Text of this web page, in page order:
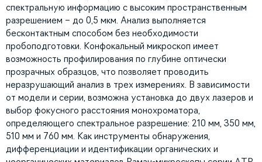
спектральную информацию с высоким пространственным
разрешением – до 0,5 мкм. Анализ выполняется
бесконтактным способом без необходимости
пробоподготовки. Конфокальный микроскоп имеет
возможность профилирования по глубине оптически
прозрачных образцов, что позволяет проводить
неразрушающий анализ в трех измерениях. В зависимости
от модели и серии, возможна установка до двух лазеров и
выбор фокусного расстояния монохроматора,
определяющего спектральное разрешение: 210 мм, 350 мм,
510 мм и 760 мм. Как инструменты обнаружения,
дифференциации и идентификации органических и